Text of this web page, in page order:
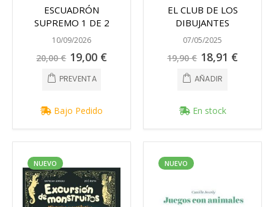
ESCUADRÓN
SUPREMO 1 DE 2
10/09/2026
20,00 € Precio
especial
19,00 €
PREVENTA
Bajo Pedido
EL CLUB DE LOS
DIBUJANTES
07/05/2025
19,90 € Precio
especial
18,91 €
AÑADIR
En stock
NUEVO NUEVO